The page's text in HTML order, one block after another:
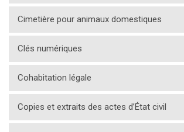
Cimetière pour animaux domestiques
Clés numériques
Cohabitation légale
Copies et extraits des actes d’État civil